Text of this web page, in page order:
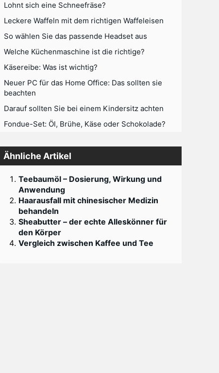
Lohnt sich eine Schneefräse?
Leckere Waffeln mit dem richtigen Waffeleisen
So wählen Sie das passende Headset aus
Welche Küchenmaschine ist die richtige?
Käsereibe: Was ist wichtig?
Neuer PC für das Home Office: Das sollten sie
beachten
Darauf sollten Sie bei einem Kindersitz achten
Fondue-Set: Öl, Brühe, Käse oder Schokolade?
Ähnliche Artikel
Teebaumöl – Dosierung, Wirkung und
Anwendung
Haarausfall mit chinesischer Medizin
behandeln
Sheabutter – der echte Alleskönner für
den Körper
Vergleich zwischen Kaffee und Tee